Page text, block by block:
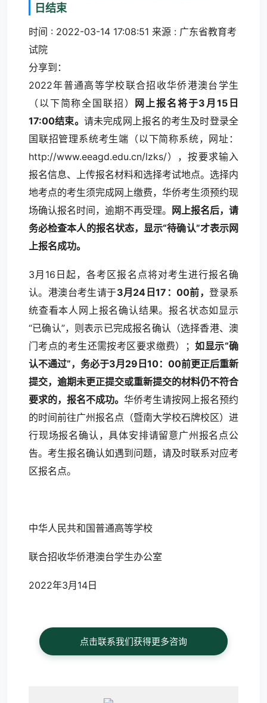
日结束
时间 : 2022-03-14 17:08:51 来源 : 广东省教育考
试院
分享到：
2022年普通高等学校联合招收华侨港澳台学生
（以下简称全国联招）
网上报名将于3月15日
17:00结束。 请未完成网上报名的考生及时登录全
国联招管理系统考生端（以下简称系统，网址：
http://www.eeagd.edu.cn/lzks/），按要求输入
报名信息、上传报名材料和选择考试地点。选择内
地考点的考生须完成网上缴费，华侨考生须预约现
场确认报名时间，逾期不再受理。
网上报名后，请
务必检查本人的报名状态，显示“待确认”才表示网
上报名成功。
3月16日起，各考区报名点将对考生进行报名确
认。港澳台考生请于3月24日17：00前，登录系
统查看本人网上报名确认结果。报名状态如显示
“已确认”，则表示已完成报名确认（选择香港、澳
门考点的考生还需按考区要求缴费）； 如显示“确
认不通过”， 务必于3月29 日 10：00前更正后重新
提交，逾期未更正提交或重新提交的材料仍不符合
要求的，报名不成功。 华侨考生请按网上报名预约
的时间前往广州报名点（暨南大学校石牌校区）进
行现场报名确认，具体安排请留意广州报名点公
告。考生报名确认如遇到问题，请及时联系对应考
区报名点。
中华人民共和国普通高等学校
联合招收华侨港澳台学生办公室
2022年3月14日
点击联系我们获得更多咨询